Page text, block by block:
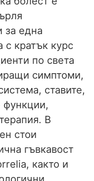
за една
кратък курс
по света
симптоми,
ставите,
функции,
В
стои
гъвкавост
както и